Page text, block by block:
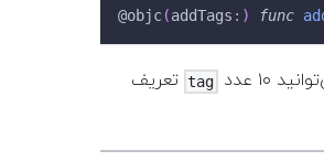
@objc(addTags : ) func
عدد tag تعریف